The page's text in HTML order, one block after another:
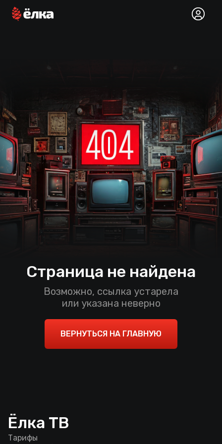
Страница не найдена
Возможно, ссылка устарела
или указана неверно
ВЕРНУТЬСЯ НА ГЛАВНУЮ
Ёлка ТВ
Тарифы